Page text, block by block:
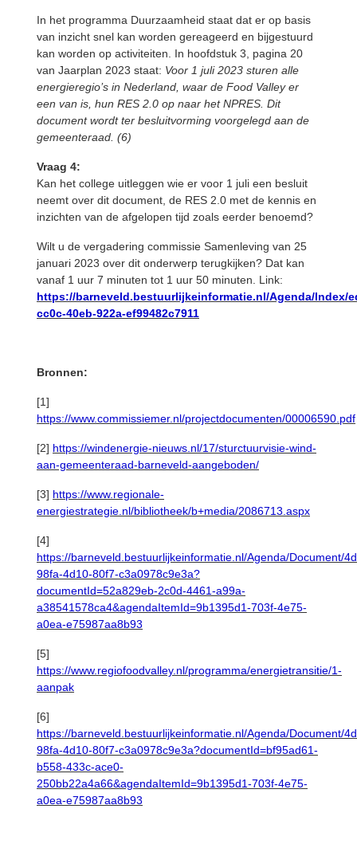
In het programma Duurzaamheid staat dat er op basis
van inzicht snel kan worden gereageerd en bijgestuurd
kan worden op activiteiten. In hoofdstuk 3, pagina 20
van Jaarplan 2023 staat: Voor 1 juli 2023 sturen alle
energieregio’s in Nederland, waar de Food Valley er
een van is, hun RES 2.0 op naar het NPRES. Dit
document wordt ter besluitvorming voorgelegd aan de
gemeenteraad. (6)
Vraag 4:
Kan het college uitleggen wie er voor 1 juli een besluit
neemt over dit document, de RES 2.0 met de kennis en
inzichten van de afgelopen tijd zoals eerder benoemd?
Wilt u de vergadering commissie Samenleving van 25
januari 2023 over dit onderwerp terugkijken? Dat kan
vanaf 1 uur 7 minuten tot 1 uur 50 minuten. Link:
https://barneveld.bestuurlijkeinformatie.nl/Agenda/Index/
cc0c-40eb-922a-ef99482c7911
Bronnen:
[1]
https://www.commissiemer.nl/projectdocumenten/00006590.pdf
[2] https://windenergie-nieuws.nl/17/sturctuurvisie-wind-
aan-gemeenteraad-barneveld-aangeboden/
[3] https://www.regionale-
energiestrategie.nl/bibliotheek/b+media/2086713.aspx
[4]
https://barneveld.bestuurlijkeinformatie.nl/Agenda/Document/
98fa-4d10-80f7-c3a0978c9e3a?
documentId=52a829eb-2c0d-4461-a99a-
a38541578ca4&agendaItemId=9b1395d1-703f-4e75-
a0ea-e75987aa8b93
[5]
https://www.regiofoodvalley.nl/programma/energietransitie/1-
aanpak
[6]
https://barneveld.bestuurlijkeinformatie.nl/Agenda/Document/
98fa-4d10-80f7-c3a0978c9e3a?documentId=bf95ad61-
b558-433c-ace0-
250bb22a4a66&agendaItemId=9b1395d1-703f-4e75-
a0ea-e75987aa8b93